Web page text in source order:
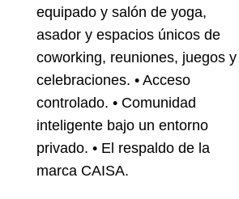
equipado y salón de yoga,
asador y espacios únicos de
coworking, reuniones, juegos y
celebraciones. • Acceso
controlado. • Comunidad
inteligente bajo un entorno
privado. • El respaldo de la
marca CAISA.